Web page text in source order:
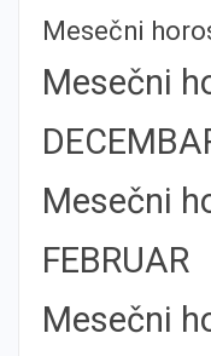
Mesečni
Mesečni
Mesečni
FEBRUAR
Mesečni